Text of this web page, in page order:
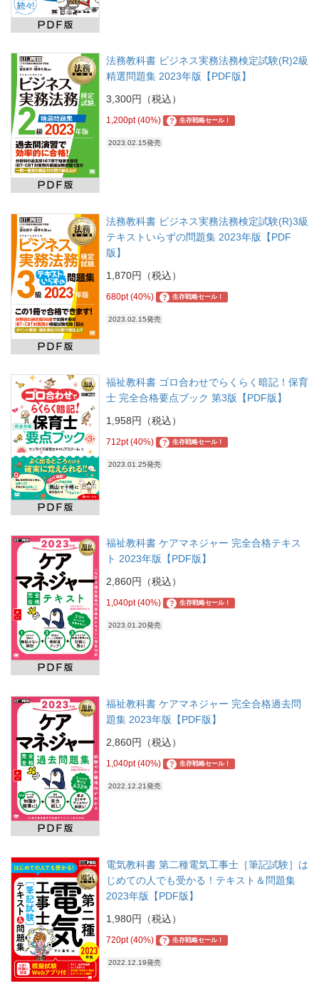
法務教科書 ビジネス実務法務検定試験(R)2級
精選問題集 2023年版【PDF版】
3,300円（税込）
1,200pt (40%) ? 生存戦略セール！
2023.02.15発売
法務教科書 ビジネス実務法務検定試験(R)3級
テキストいらずの問題集 2023年版【PDF
版】
1,870円（税込）
680pt (40%) ? 生存戦略セール！
2023.02.15発売
福祉教科書 ゴロ合わせでらくらく暗記！保育
士 完全合格要点ブック 第3版【PDF版】
1,958円（税込）
712pt (40%) ? 生存戦略セール！
2023.01.25発売
福祉教科書 ケアマネジャー 完全合格テキス
ト 2023年版【PDF版】
2,860円（税込）
1,040pt (40%) ? 生存戦略セール！
2023.01.20発売
福祉教科書 ケアマネジャー 完全合格過去問
題集 2023年版【PDF版】
2,860円（税込）
1,040pt (40%) ? 生存戦略セール！
2022.12.21発売
電気教科書 第二種電気工事士［筆記試験］は
じめての人でも受かる！テキスト＆問題集
2023年版【PDF版】
1,980円（税込）
720pt (40%) ? 生存戦略セール！
2022.12.19発売